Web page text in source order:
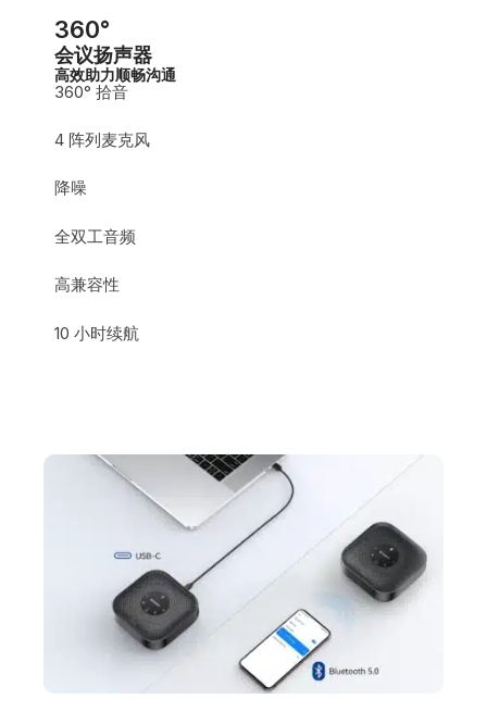
360°
会议扬声器
高效助力顺畅沟通
360° 拾音
4 阵列麦克风
降噪
全双工音频
高兼容性
10 小时续航